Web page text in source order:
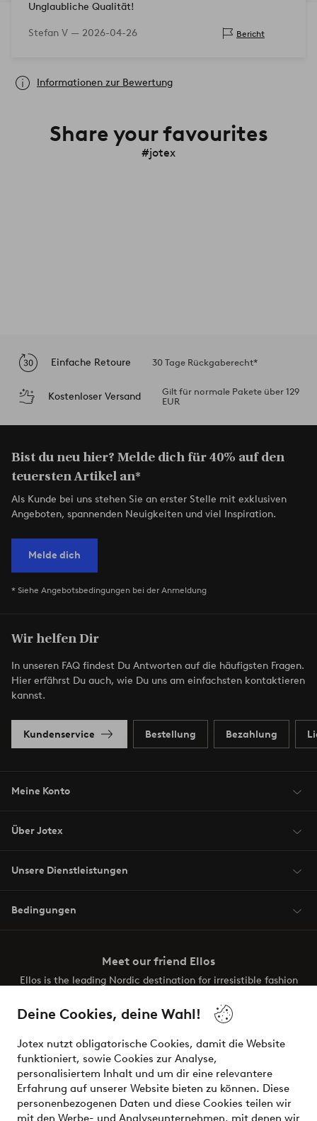
Deine Cookies, deine Wahl!
Jotex nutzt obligatorische Cookies, damit die Website
funktioniert, sowie Cookies zur Analyse,
personalisiertem Inhalt und um dir eine relevantere
Erfahrung auf unserer Website bieten zu können. Diese
personenbezogenen Daten und diese Cookies teilen wir
mit den Werbe- und Analyseunternehmen, mit denen wir
Unglaubliche Qualität!
Stefan V — 2026-04-26 Bericht
Informationen zur Bewertung
Share your favourites
#jotex
Einfache Retoure 30 Tage Rückgaberecht*
Kostenloser Versand
Gilt für normale Pakete über 129
EUR
Bist du neu hier? Melde dich für 40% auf den
teuersten Artikel an*
Als Kunde bei uns stehen Sie an erster Stelle mit exklusiven
Angeboten, spannenden Neuigkeiten und viel Inspiration.
Melde dich
* Siehe Angebotsbedingungen bei der Anmeldung
Wir helfen Dir
In unseren FAQ findest Du Antworten auf die häufigsten Fragen.
Hier erfährst Du auch, wie Du uns am einfachsten kontaktieren
kannst.
Kundenservice Bestellung Bezahlung
Meine Konto
Über Jotex
Unsere Dienstleistungen
Bedingungen
Meet our friend Ellos
Ellos is the leading Nordic destination for irresistible fashion
the latest trends, curated to make finding your next look
effortless. It’s all here.
Visit Ellos